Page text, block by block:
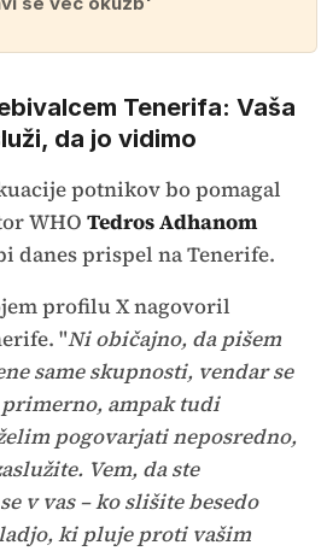
Tenerifa: Vaša
da jo vidimo
potnikov bo pomagal
WHO Tedros Adhanom
danes prispel na Tenerife.
profilu X nagovoril
"Ni običajno, da pišem
same skupnosti, vendar se
ampak tudi
pogovarjati neposredno,
Vem, da ste
v vas – ko slišite besedo
ki pluje proti vašim